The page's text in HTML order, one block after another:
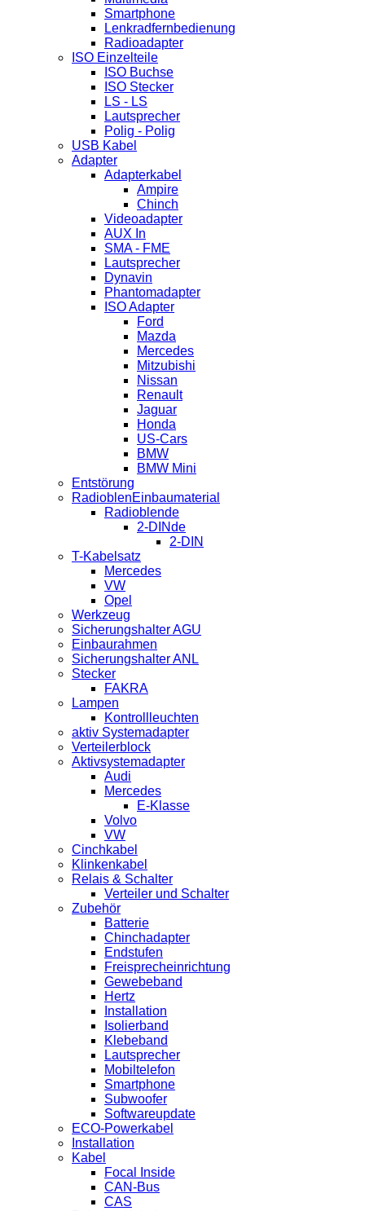
Smartphone
Lenkradfernbedienung
Radioadapter
ISO Einzelteile
ISO Buchse
ISO Stecker
LS - LS
Lautsprecher
Polig - Polig
USB Kabel
Adapter
Adapterkabel
Ampire
Chinch
Videoadapter
AUX In
SMA - FME
Lautsprecher
Dynavin
Phantomadapter
ISO Adapter
Ford
Mazda
Mercedes
Mitzubishi
Nissan
Renault
Jaguar
Honda
US-Cars
BMW
BMW Mini
Entstörung
RadioblenEinbaumaterial
Radioblende
2-DINde
2-DIN
T-Kabelsatz
Mercedes
VW
Opel
Werkzeug
Sicherungshalter AGU
Einbaurahmen
Sicherungshalter ANL
Stecker
FAKRA
Lampen
Kontrollleuchten
aktiv Systemadapter
Verteilerblock
Aktivsystemadapter
Audi
Mercedes
E-Klasse
Volvo
VW
Cinchkabel
Klinkenkabel
Relais & Schalter
Verteiler und Schalter
Zubehör
Batterie
Chinchadapter
Endstufen
Freisprecheinrichtung
Gewebeband
Hertz
Installation
Isolierband
Klebeband
Lautsprecher
Mobiltelefon
Smartphone
Subwoofer
Softwareupdate
ECO-Powerkabel
Installation
Kabel
Focal Inside
CAN-Bus
CAS